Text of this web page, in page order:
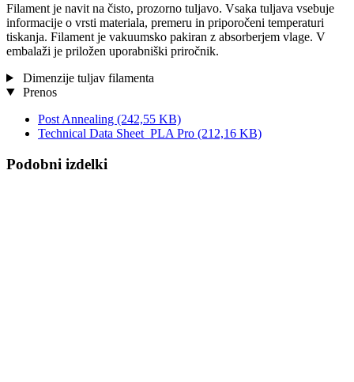
Filament je navit na čisto, prozorno tuljavo. Vsaka tuljava vsebuje
informacije o vrsti materiala, premeru in priporočeni temperaturi
tiskanja. Filament je vakuumsko pakiran z absorberjem vlage. V
embalaži je priložen uporabniški priročnik.
Dimenzije tuljav filamenta
Prenos
Post Annealing (242,55 KB)
Technical Data Sheet_PLA Pro (212,16 KB)
Podobni izdelki